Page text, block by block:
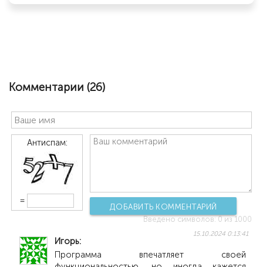
Комментарии (26)
Антиспам:
=
ДОБАВИТЬ КОММЕНТАРИЙ
Введено символов:0из 1000
Игорь
15.10.2024 0:13:41
Программа впечатляет своей